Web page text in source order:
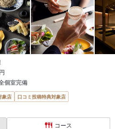
個室完備
象店
口コミ投稿特典対象店
コース